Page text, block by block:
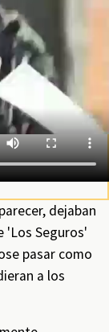
dejaban
'Los Seguros'
pasar como
a los